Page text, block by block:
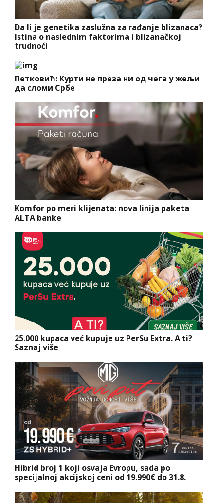
Da li je genetika zaslužna za rađanje blizanaca?
Istina o naslednim faktorima i blizanačkoj
trudnoći
Петковић: Курти не преза ни од чега у жељи
да сломи Србе
Komfor po meri klijenata: nova linija paketa
ALTA banke
25.000 kupaca već kupuje uz PerSu Extra. A ti?
Saznaj više
Hibrid broj 1 koji osvaja Evropu, sada po
specijalnoj akcijskoj ceni od 19.990€ do 31.8.